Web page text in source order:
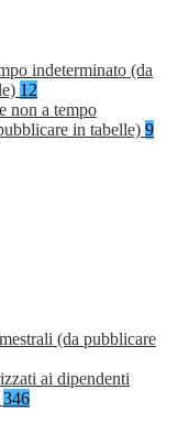
indeterminato (da
12
non a tempo
in tabelle) 9
(da pubblicare
ai dipendenti
346